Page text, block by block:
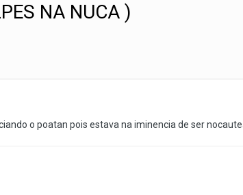
NA NUCA )
o poatan pois estava na iminencia de ser